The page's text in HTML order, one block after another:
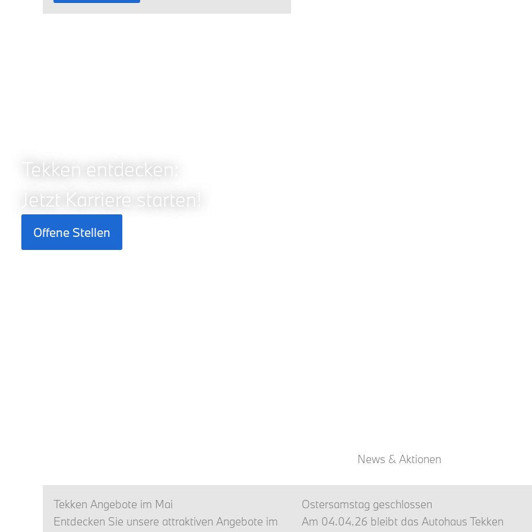
Tekken entdecken:
Jetzt Karriere starten!
Offene Stellen
News & Aktionen
Tekken Angebote im Mai
Entdecken Sie unsere attraktiven Angebote im
Ostersamstag geschlossen
Am 04.04.26 bleibt das Autohaus Tekken